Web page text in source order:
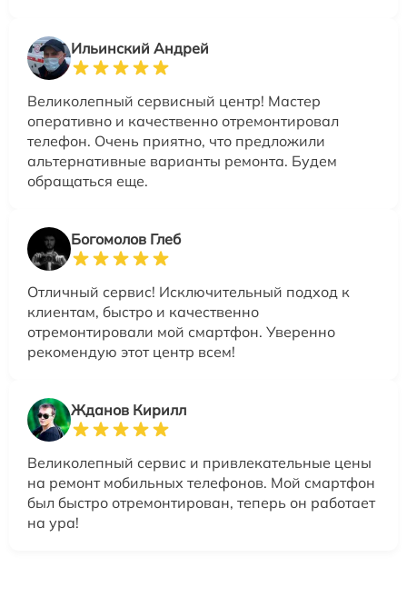
Ильинский Андрей
Великолепный сервисный центр! Мастер
оперативно и качественно отремонтировал
телефон. Очень приятно, что предложили
альтернативные варианты ремонта. Будем
обращаться еще.
Богомолов Глеб
Отличный сервис! Исключительный подход к
клиентам, быстро и качественно
отремонтировали мой смартфон. Уверенно
рекомендую этот центр всем!
Жданов Кирилл
Великолепный сервис и привлекательные цены
на ремонт мобильных телефонов. Мой смартфон
был быстро отремонтирован, теперь он работает
на ура!